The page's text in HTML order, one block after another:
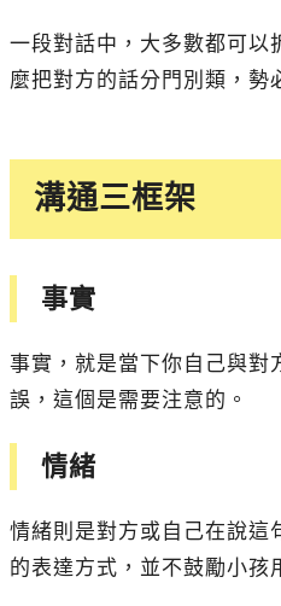
一段對話中，大多數都可以
麼把對方的話分門別類，勢
溝通三框架
事實
事實，就是當下你自己與對
誤，這個是需要注意的。
情緒
情緒則是對方或自己在說這
的表達方式，並不鼓勵小孩